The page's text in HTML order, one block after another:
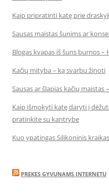
Kaip pripratinti katę prie
Sausas maistas šunims ar
Blogas kvapas iš šuns burnos –
Kačių mityba – ką svarbu žinoti
Sausas ar šlapias kačių maistas
Kaip išmokyti katę daryti į
pratinkite su kantrybe
Kuo ypatingas Silikoninis
PREKES GYVUNAMS INTERNETU